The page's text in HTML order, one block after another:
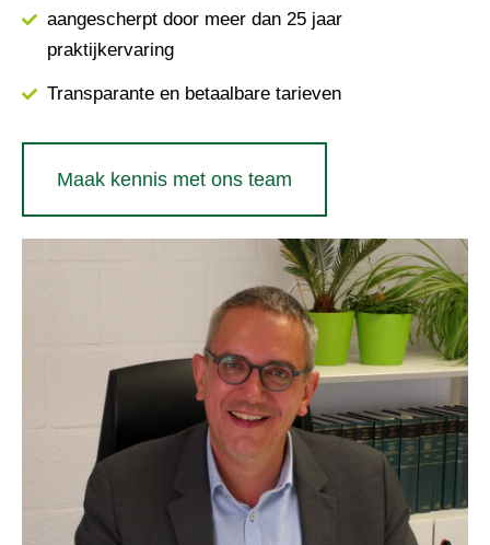
aangescherpt door meer dan 25 jaar
praktijkervaring
Transparante en betaalbare tarieven
Maak kennis met ons team